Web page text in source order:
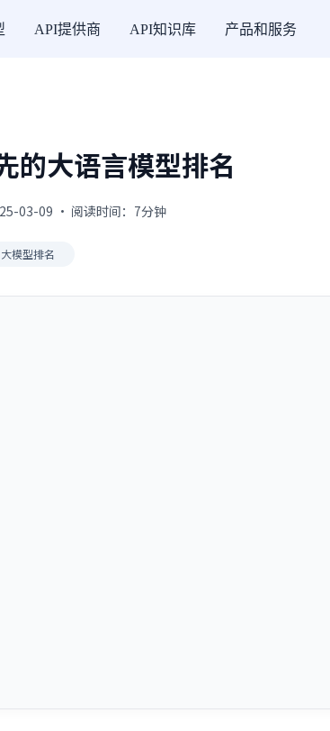
API提供商 API知识库 产品和服务
的大语言模型排名
03-09 · 阅读时间：7分钟
大模型排名